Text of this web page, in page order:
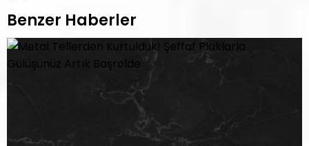
Benzer Haberler